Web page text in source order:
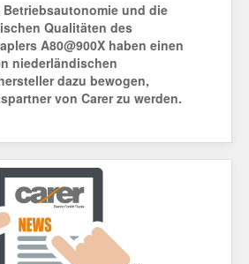
Betriebsautonomie und die
Qualitäten des
A80@900X haben einen
niederländischen
dazu bewogen,
von Carer zu werden.